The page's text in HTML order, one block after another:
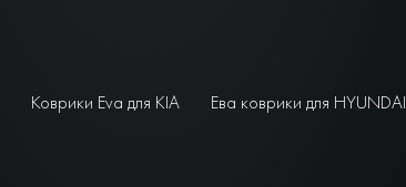
Коврики Eva для KIA Ева коврики для HYUNDAI